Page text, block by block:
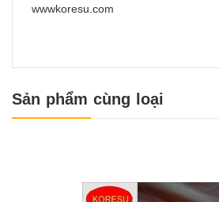
wwwkoresu.com
Sản phẩm cùng loại